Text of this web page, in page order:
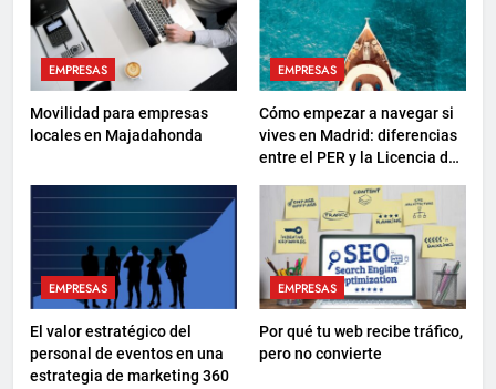
EMPRESAS
Movilidad para empresas
locales en Majadahonda
EMPRESAS
Cómo empezar a navegar si
vives en Madrid: diferencias
entre el PER y la Licencia de
EMPRESAS
El valor estratégico del
personal de eventos en una
estrategia de marketing 360
EMPRESAS
Por qué tu web recibe tráfico,
pero no convierte